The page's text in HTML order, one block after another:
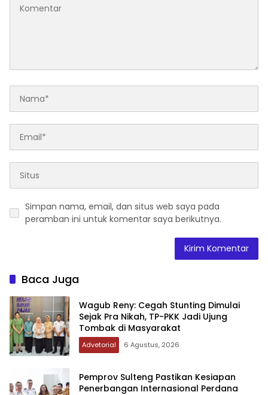
Simpan nama, email, dan situs web saya pada
peramban ini untuk komentar saya berikutnya.
Baca Juga
Wagub Reny: Cegah Stunting Dimulai
Sejak Pra Nikah, TP-PKK Jadi Ujung
Tombak di Masyarakat
Advetorial 6 Agustus, 2026
Pemprov Sulteng Pastikan Kesiapan
Penerbangan Internasional Perdana